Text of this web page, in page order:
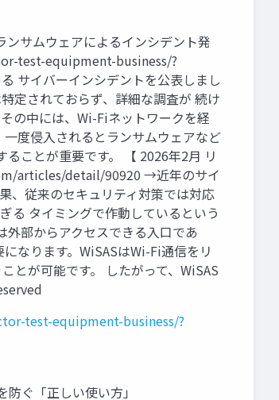
サムウェアによるインシデント発
test-equipment-business/?
サイバーインシデントを公表しまし
定されておらず、詳細な調査が 続け
の中には、Wi-Fiネットワークを経
度侵入されるとランサムウェアなど
ことが重要です。 【 2026年2月 リ
articles/detail/90920 →近年のサイ
、従来のセキュリティ対策では対応
る タイミングで作動しているという
部からアクセスできる入口であ
なります。WiSASはWi-Fi通信をリ
とが可能です。 したがって、WiSAS
test-equipment-business/?
ぐ「正しい使い方」